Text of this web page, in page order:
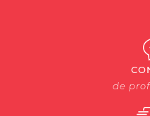
de